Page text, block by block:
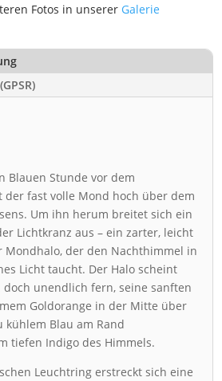
Fotos in unserer Galerie
Blauen Stunde vor dem
fast volle Mond hoch über dem
Um ihn herum breitet sich ein
Lichtkranz aus – ein zarter, leicht
der den Nachthimmel in
Licht taucht. Der Halo scheint
unendlich fern, seine sanften
Goldorange in der Mitte über
kühlem Blau am Rand
tiefen Indigo des Himmels.
Leuchtring erstreckt sich eine